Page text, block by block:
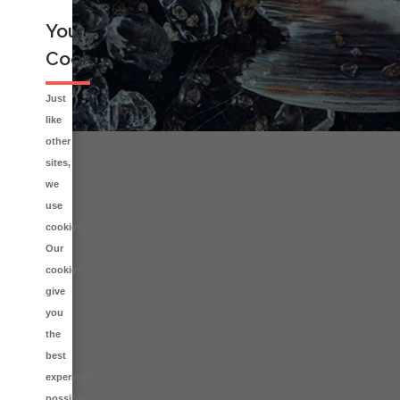
Your
Cookies
Just
like
other
sites,
we
use
cookies.
Our
cookies
give
you
the
best
experience